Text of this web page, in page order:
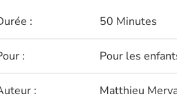
: 50 Minutes
: Pour les
: Matthieu